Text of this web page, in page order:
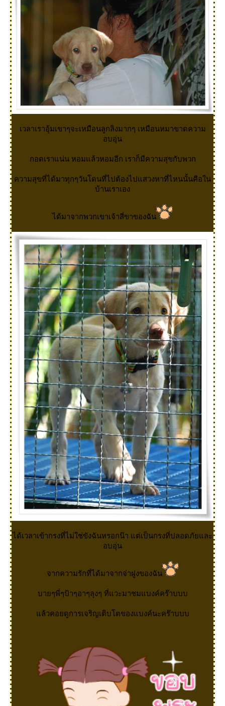
เวลาเราอุ้มเขาๆจะเหมือนลูกลิงมากๆ เหมือนหมาขาดความ
อบอุ่น
กอดเราแน่น หอมแล้วหอมอีก เราก็มีความสุขกับพวก
ความสุขที่ได้มาทุกๆวันโดนที่ไปต้องไปแสวงหาที่ไหนนั้นคือใน
บ้านเราเอง
ได้มาจากพวกเขาเจ้าสี่ขาของฉัน
ได้เวลาเข้ากรงที่ไม่ใช่ขังฉันหรอกน๊า แต่เป็นกรงที่ปลอดภัยและ
อบอุ่น
จากความรักที่ได้มาจากจ่าฝูงของฉัน
บายๆพี่ๆป้าๆอาๆลุงๆ ที่แวะมาชมแบงค์คร๊าบบบ
ล้วคอยดูการเจริญเติบโตของแบงค์นะคร๊าบบบ